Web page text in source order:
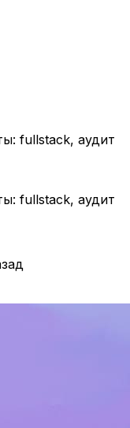
fullstack, аудит
fullstack, аудит